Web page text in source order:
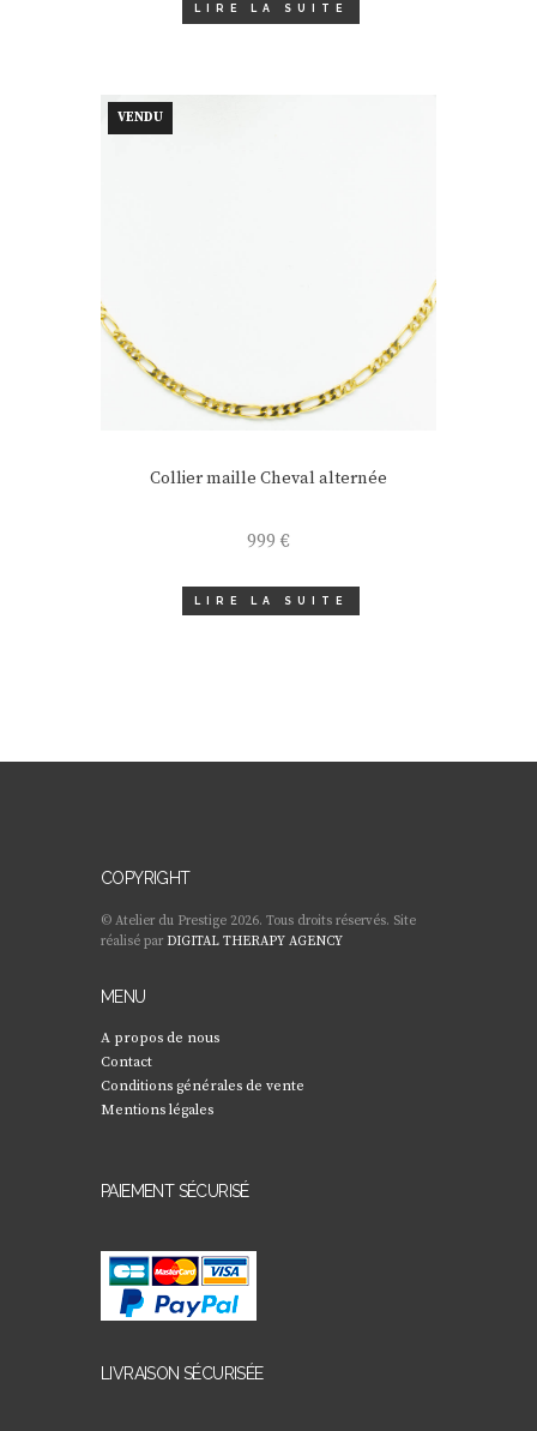
LIRE LA SUITE
VENDU
Collier maille Cheval alternée
999 €
LIRE LA SUITE
COPYRIGHT
© Atelier du Prestige 2026. Tous droits réservés. Site
réalisé par DIGITAL THERAPY AGENCY
MENU
A propos de nous
Contact
Conditions générales de vente
Mentions légales
PAIEMENT SÉCURISÉ
LIVRAISON SÉCURISÉE